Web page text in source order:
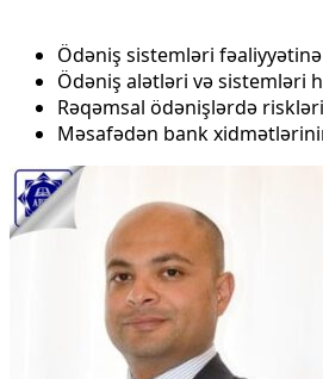
Ödəniş sistemləri
Ödəniş alətləri və sistemləri
Rəqəmsal ödənişlərdə
Məsafədən bank